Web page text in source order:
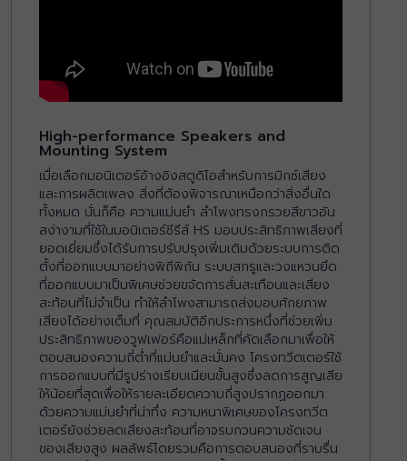
High-performance Speakers and
Mounting System
เมื่อเลือกมอนิเตอร์อ้างอิงสตูดิโอสำหรับการมิกซ์เสียง
และการผลิตเพลง สิ่งที่ต้องพิจารณาเหนือกว่าสิ่งอื่นใด
ทั้งหมด นั่นก็คือ ความแม่นยำ ลำโพงทรงกรวยสีขาวอัน
สง่างามที่ใช้ในมอนิเตอร์ซีรีส์ HS มอบประสิทธิภาพเสียงที่
ยอดเยี่ยมซึ่งได้รับการปรับปรุงเพิ่มเติมด้วยระบบการติด
ตั้งที่ออกแบบมาอย่างพิถีพิถัน ระบบสกรูและวงแหวนยึด
ที่ออกแบบมาเป็นพิเศษช่วยขจัดการสั่นสะเทือนและเสียง
สะท้อนที่ไม่จำเป็น ทำให้ลำโพงสามารถส่งมอบศักยภาพ
เสียงได้อย่างเต็มที่ คุณสมบัติอีกประการหนึ่งที่ช่วยเพิ่ม
ประสิทธิภาพของวูฟเฟอร์คือแม่เหล็กที่คัดเลือกมาเพื่อให้
ตอบสนองความถี่ต่ำที่แม่นยำและมั่นคง โครงทวีตเตอร์ใช้
การออกแบบที่มีรูปร่างเรียบเนียนขั้นสูงซึ่งลดการสูญเสีย
ให้น้อยที่สุดเพื่อให้รายละเอียดความถี่สูงปรากฏออกมา
ด้วยความแม่นยำที่น่าทึ่ง ความหนาพิเศษของโครงทวีต
เตอร์ยังช่วยลดเสียงสะท้อนที่อาจรบกวนความชัดเจน
ของเสียงสูง ผลลัพธ์โดยรวมคือการตอบสนองที่ราบรื่น